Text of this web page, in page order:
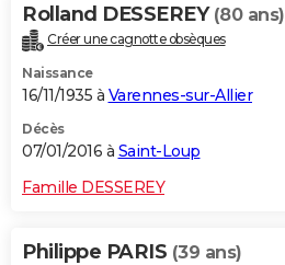
Rolland DESSEREY (80 ans)
Créer une cagnotte obsèques
Naissance
16/11/1935 à Varennes-sur-Allier
Décès
07/01/2016 à Saint-Loup
Famille DESSEREY
Philippe PARIS (39 ans)